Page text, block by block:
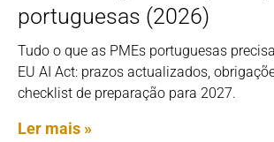
portuguesas (2026)
Tudo o que as PMEs portuguesas
EU AI Act: prazos actualizados,
checklist de preparação para 2027.
Ler mais »